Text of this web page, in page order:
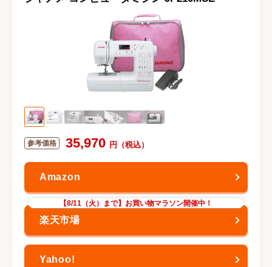
35,970
【8/11（火）まで】お買い物マラソン開催中！